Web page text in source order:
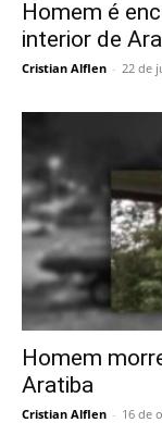
Homem é
interior de
Cristian Alflen - 22 de
Homem
Aratiba
Cristian Alflen - 16 de